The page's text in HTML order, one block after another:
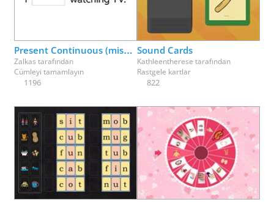
Physical Education
Psychology
Speech Therapy
Present Continuous (missing parts)
Zalkas tarafından
Cümleyi tamamlayın
1196
Sound Cards
Kathleentherese tarafından
Rastgele kartlar
822